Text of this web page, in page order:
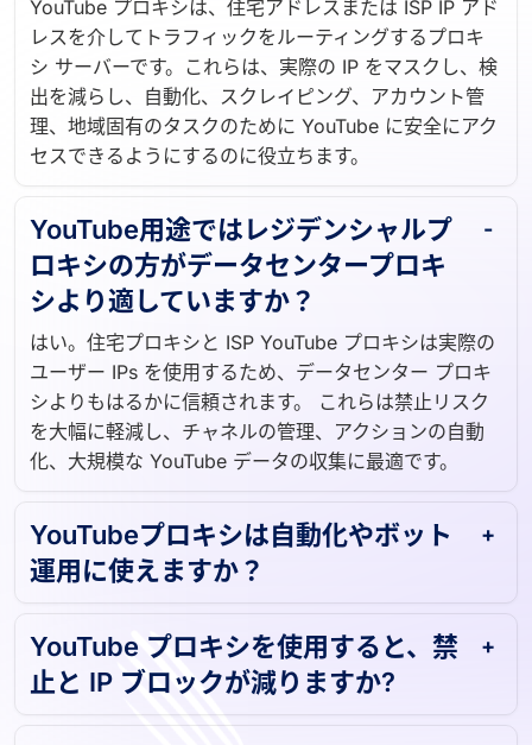
YouTube プロキシは、住宅アドレスまたは ISP IP アド
レスを介してトラフィックをルーティングするプロキ
シ サーバーです。これらは、実際の IP をマスクし、検
出を減らし、自動化、スクレイピング、アカウント管
理、地域固有のタスクのために YouTube に安全にアク
YouTube用途ではレジデンシャルプ
ロキシの方がデータセンタープロキ
シより適していますか？
はい。住宅プロキシと ISP YouTube プロキシは実際の
ユーザー IPs を使用するため、データセンター プロキ
シよりもはるかに信頼されます。 これらは禁止リスク
を大幅に軽減し、チャネルの管理、アクションの自動
YouTubeプロキシは自動化やボット
YouTube プロキシを使用すると、禁
止と IP ブロックが減りますか?